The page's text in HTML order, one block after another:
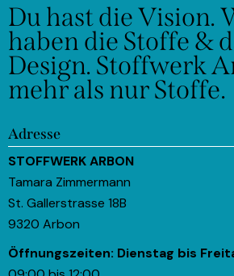
Du hast die Vision.
haben die Stoffe &
Design. Stoffwerk
mehr als nur Stoffe.
Adresse
STOFFWERK ARBON
Tamara Zimmermann
St. Gallerstrasse 18B
9320 Arbon
Öffnungszeiten: Dienstag bis